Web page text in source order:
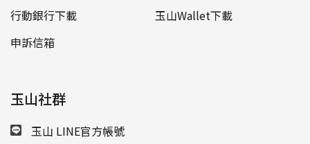
行動銀行下載
玉山Wallet下載
申訴信箱
玉山社群
玉山 LINE官方帳號